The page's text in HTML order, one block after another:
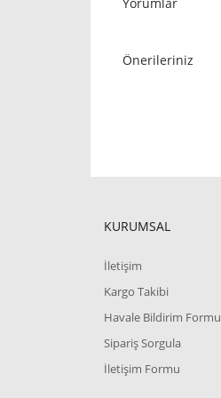
Önerileriniz
KURUMSAL
İletişim
Kargo Takibi
Havale Bildirim Formu
Sipariş Sorgula
İletişim Formu